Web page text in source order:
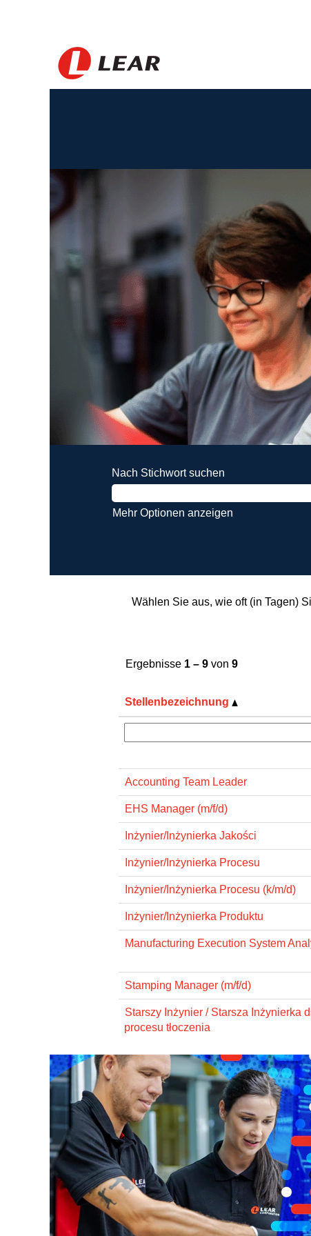
Nach Stichwort suchen
Mehr Optionen anzeigen
Wählen Sie aus, wie oft (in Tagen)
Ergebnisse 1 – 9 von 9
Stellenbezeichnung
Accounting Team Leader
EHS Manager (m/f/d)
Inżynier/Inżynierka Jakości
Inżynier/Inżynierka Procesu
Inżynier/Inżynierka Procesu (k/m/d)
Inżynier/Inżynierka Produktu
Manufacturing Execution System
Stamping Manager (m/f/d)
Starszy Inżynier / Starsza Inżynierka
procesu tłoczenia